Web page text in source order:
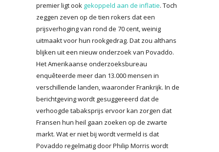
premier ligt ook gekoppeld aan de inflatie. Toch
zeggen zeven op de tien rokers dat een
prijsverhoging van rond de 70 cent, weinig
uitmaakt voor hun rookgedrag. Dat zou althans
blijken uit een nieuw onderzoek van Povaddo.
Het Amerikaanse onderzoeksbureau
enquêteerde meer dan 13.000 mensen in
verschillende landen, waaronder Frankrijk. In de
berichtgeving wordt gesuggereerd dat de
verhoogde tabaksprijs ervoor kan zorgen dat
Fransen hun heil gaan zoeken op de zwarte
markt. Wat er niet bij wordt vermeld is dat
Povaddo regelmatig door Philip Morris wordt